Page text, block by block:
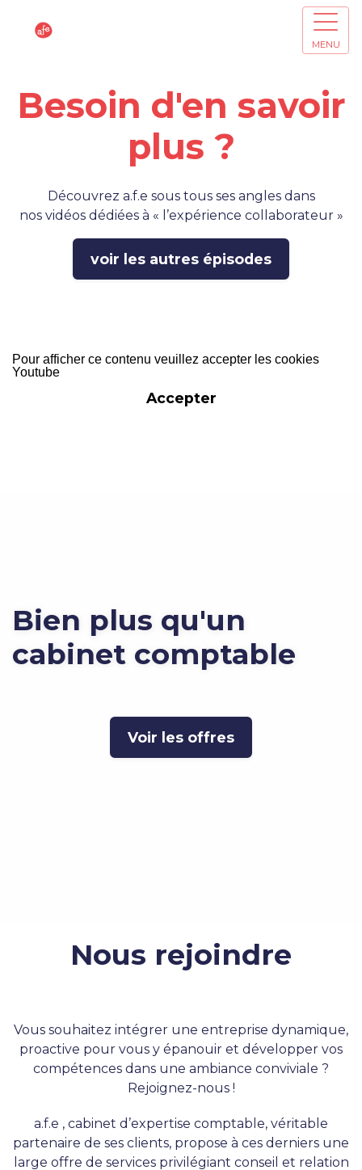
MENU
Besoin d'en savoir
plus ?
Découvrez a.f.e sous tous ses angles dans
nos vidéos dédiées à « l’expérience collaborateur »
voir les autres épisodes
Pour afficher ce contenu veuillez accepter les cookies
Youtube
Accepter
Bien plus qu'un
cabinet comptable
Voir les offres
Nous rejoindre
Vous souhaitez intégrer une entreprise dynamique,
proactive pour vous y épanouir et développer vos
compétences dans une ambiance conviviale ?
Rejoignez-nous !
a.f.e , cabinet d’expertise comptable, véritable
partenaire de ses clients, propose à ces derniers une
large offre de services privilégiant conseil et relation